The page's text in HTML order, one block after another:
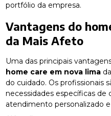
portfólio da empresa.
Vantagens do
da Mais Afeto
Uma das principais
home care em nova lima
do cuidado. Os profissionais
necessidades específicas
atendimento personalizado